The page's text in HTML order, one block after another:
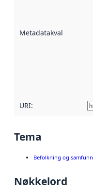
Metadatakvalitet
URI:
Tema
Befolkning og samfunn
Nøkkelord